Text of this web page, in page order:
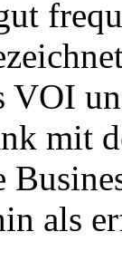
VOI
mit
als